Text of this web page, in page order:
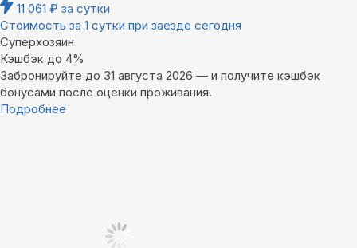
11 061 ₽ за сутки
Стоимость за 1 сутки при заезде сегодня
Суперхозяин
Кэшбэк до 4%
Забронируйте до 31 августа 2026 — и получите кэшбэк
бонусами после оценки проживания.
Подробнее